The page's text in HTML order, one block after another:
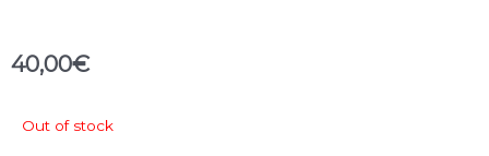
40,00€
Out of stock